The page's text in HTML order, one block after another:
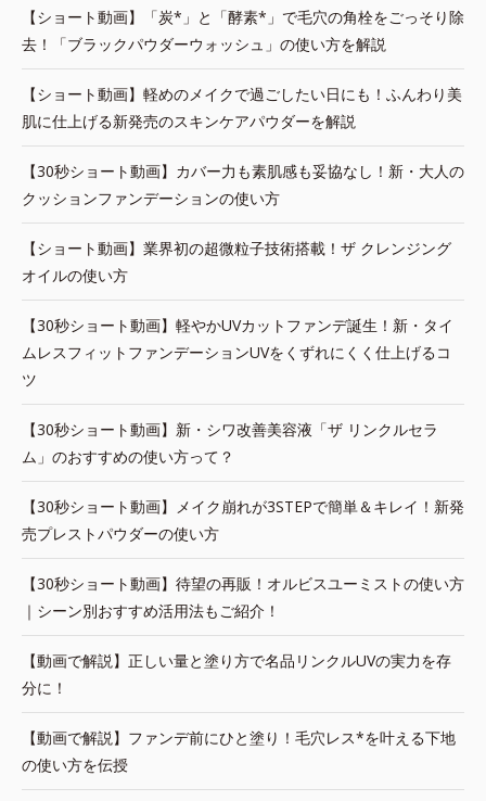
【ショート動画】「炭*」と「酵素*」で毛穴の角栓をごっそり除
去！「ブラックパウダーウォッシュ」の使い方を解説
【ショート動画】軽めのメイクで過ごしたい日にも！ふんわり美
肌に仕上げる新発売のスキンケアパウダーを解説
【30秒ショート動画】カバー力も素肌感も妥協なし！新・大人の
クッションファンデーションの使い方
【ショート動画】業界初の超微粒子技術搭載！ザ クレンジング
オイルの使い方
【30秒ショート動画】軽やかUVカットファンデ誕生！新・タイ
ムレスフィットファンデーションUVをくずれにくく仕上げるコ
ツ
【30秒ショート動画】新・シワ改善美容液「ザ リンクルセラ
ム」のおすすめの使い方って？
【30秒ショート動画】メイク崩れが3STEPで簡単＆キレイ！新発
売プレストパウダーの使い方
【30秒ショート動画】待望の再販！オルビスユーミストの使い方
｜シーン別おすすめ活用法もご紹介！
【動画で解説】正しい量と塗り方で名品リンクルUVの実力を存
分に！
【動画で解説】ファンデ前にひと塗り！毛穴レス*を叶える下地
の使い方を伝授